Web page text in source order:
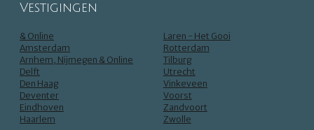
Vestigingen
& Online
Amsterdam
Arnhem, Nijmegen & Online
Delft
Den Haag
Deventer
Eindhoven
Haarlem
Laren - Het Gooi
Rotterdam
Tilburg
Utrecht
Vinkeveen
Voorst
Zandvoort
Zwolle